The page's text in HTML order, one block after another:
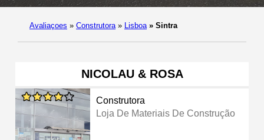
Avaliaçoes » Construtora » Lisboa » Sintra
NICOLAU & ROSA
Construtora
Loja De Materiais De Construção